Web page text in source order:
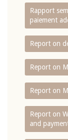
Rapport
paiement
Report on
Report on
Report on
Report on
and